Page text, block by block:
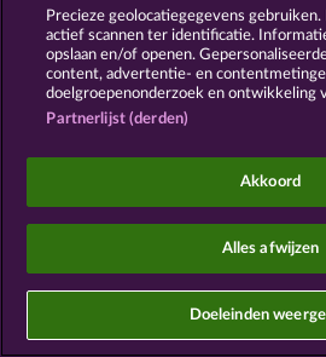
entertainment en hebben
invloed op mogelijk
gokken met
©2026 Whow
Precieze geolocatiegegevens
actief scannen ter identificatie.
opslaan en/of openen.
content, advertentie- en
doelgroepenonderzoek en ontwikkeling
Partnerlijst (derden)
Akkoord
Alles afwijzen
Doeleinden